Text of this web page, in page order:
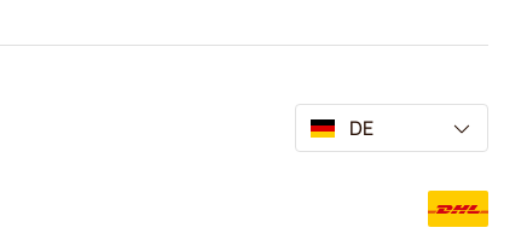
DE